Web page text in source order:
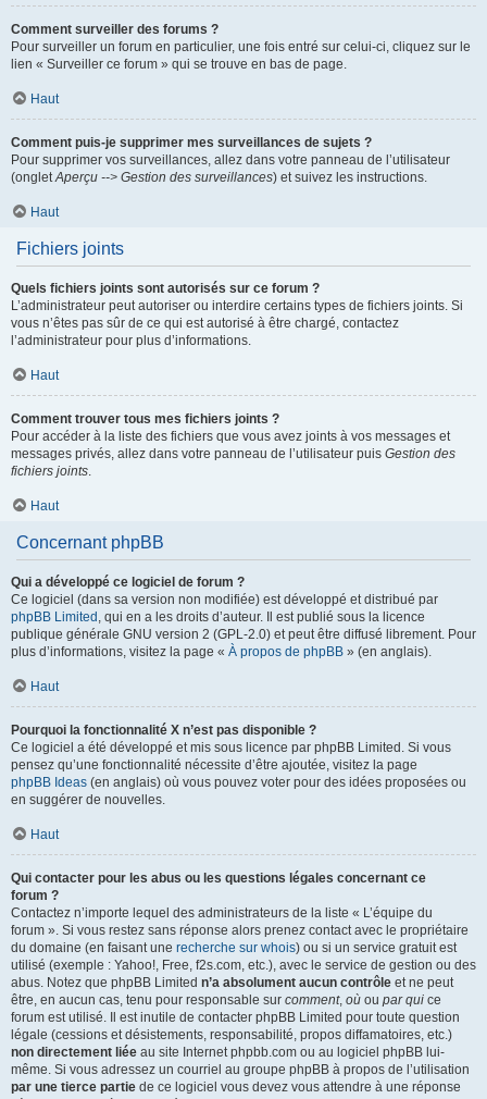
Comment surveiller des forums ?
Pour surveiller un forum en particulier, une fois entré sur celui-ci, cliquez sur le
lien « Surveiller ce forum » qui se trouve en bas de page.
Haut
Comment puis-je supprimer mes surveillances de sujets ?
Pour supprimer vos surveillances, allez dans votre panneau de l’utilisateur
(ongletAperçu --> Gestion des surveillances) et suivez les instructions.
Haut
Fichiers joints
Quels fichiers joints sont autorisés sur ce forum ?
L’administrateur peut autoriser ou interdire certains types de fichiers joints. Si
vous n’êtes pas sûr de ce qui est autorisé à être chargé, contactez
l’administrateur pour plus d’informations.
Haut
Comment trouver tous mes fichiers joints ?
Pour accéder à la liste des fichiers que vous avez joints à vos messages et
messages privés, allez dans votre panneau de l’utilisateur puis Gestion des
fichiers joints.
Haut
Concernant phpBB
Qui a développé ce logiciel de forum ?
Ce logiciel (dans sa version non modifiée) est développé et distribué par
phpBB Limited , qui en a les droits d’auteur. Il est publié sous la licence
publique générale GNU version 2 (GPL-2.0) et peut être diffusé librement. Pour
plus d’informations, visitez la page « À propos de phpBB » (en anglais).
Haut
Pourquoi la fonctionnalité X n’est pas disponible ?
Ce logiciel a été développé et mis sous licence par phpBB Limited. Si vous
pensez qu’une fonctionnalité nécessite d’être ajoutée, visitez la page
phpBB Ideas (en anglais) où vous pouvez voter pour des idées proposées ou
en suggérer de nouvelles.
Haut
Qui contacter pour les abus ou les questions légales concernant ce
forum ?
Contactez n’importe lequel des administrateurs de la liste « L’équipe du
forum ». Si vous restez sans réponse alors prenez contact avec le propriétaire
du domaine (en faisant une recherche sur whois) ou si un service gratuit est
utilisé (exemple : Yahoo!, Free, f2s.com, etc.), avec le service de gestion ou des
abus. Notez que phpBB Limited n’a absolument aucun contrôle et ne peut
être, en aucun cas, tenu pour responsable sur comment, où ou par qui ce
forum est utilisé. Il est inutile de contacter phpBB Limited pour toute question
légale (cessions et désistements, responsabilité, propos diffamatoires, etc.)
non directement liée au site Internet phpbb.com ou au logiciel phpBB lui-
même. Si vous adressez un courriel au groupe phpBB à propos de l’utilisation
par une tierce partie de ce logiciel vous devez vous attendre à une réponse